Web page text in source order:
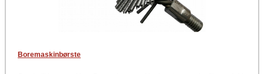
Boremaskinbørste